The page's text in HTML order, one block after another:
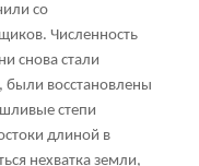
со
Численность
снова стали
восстановлены
степи
длиной в
нехватка земли,